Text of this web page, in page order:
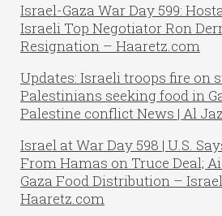
Israel-Gaza War Day 599:
Israeli Top Negotiator Ron
Resignation – Haaretz.com
Updates: Israeli troops fire on
Palestinians seeking food in
Palestine conflict News | Al
Israel at War Day 598 | U.S.
From Hamas on Truce Deal;
Gaza Food Distribution –
Haaretz.com